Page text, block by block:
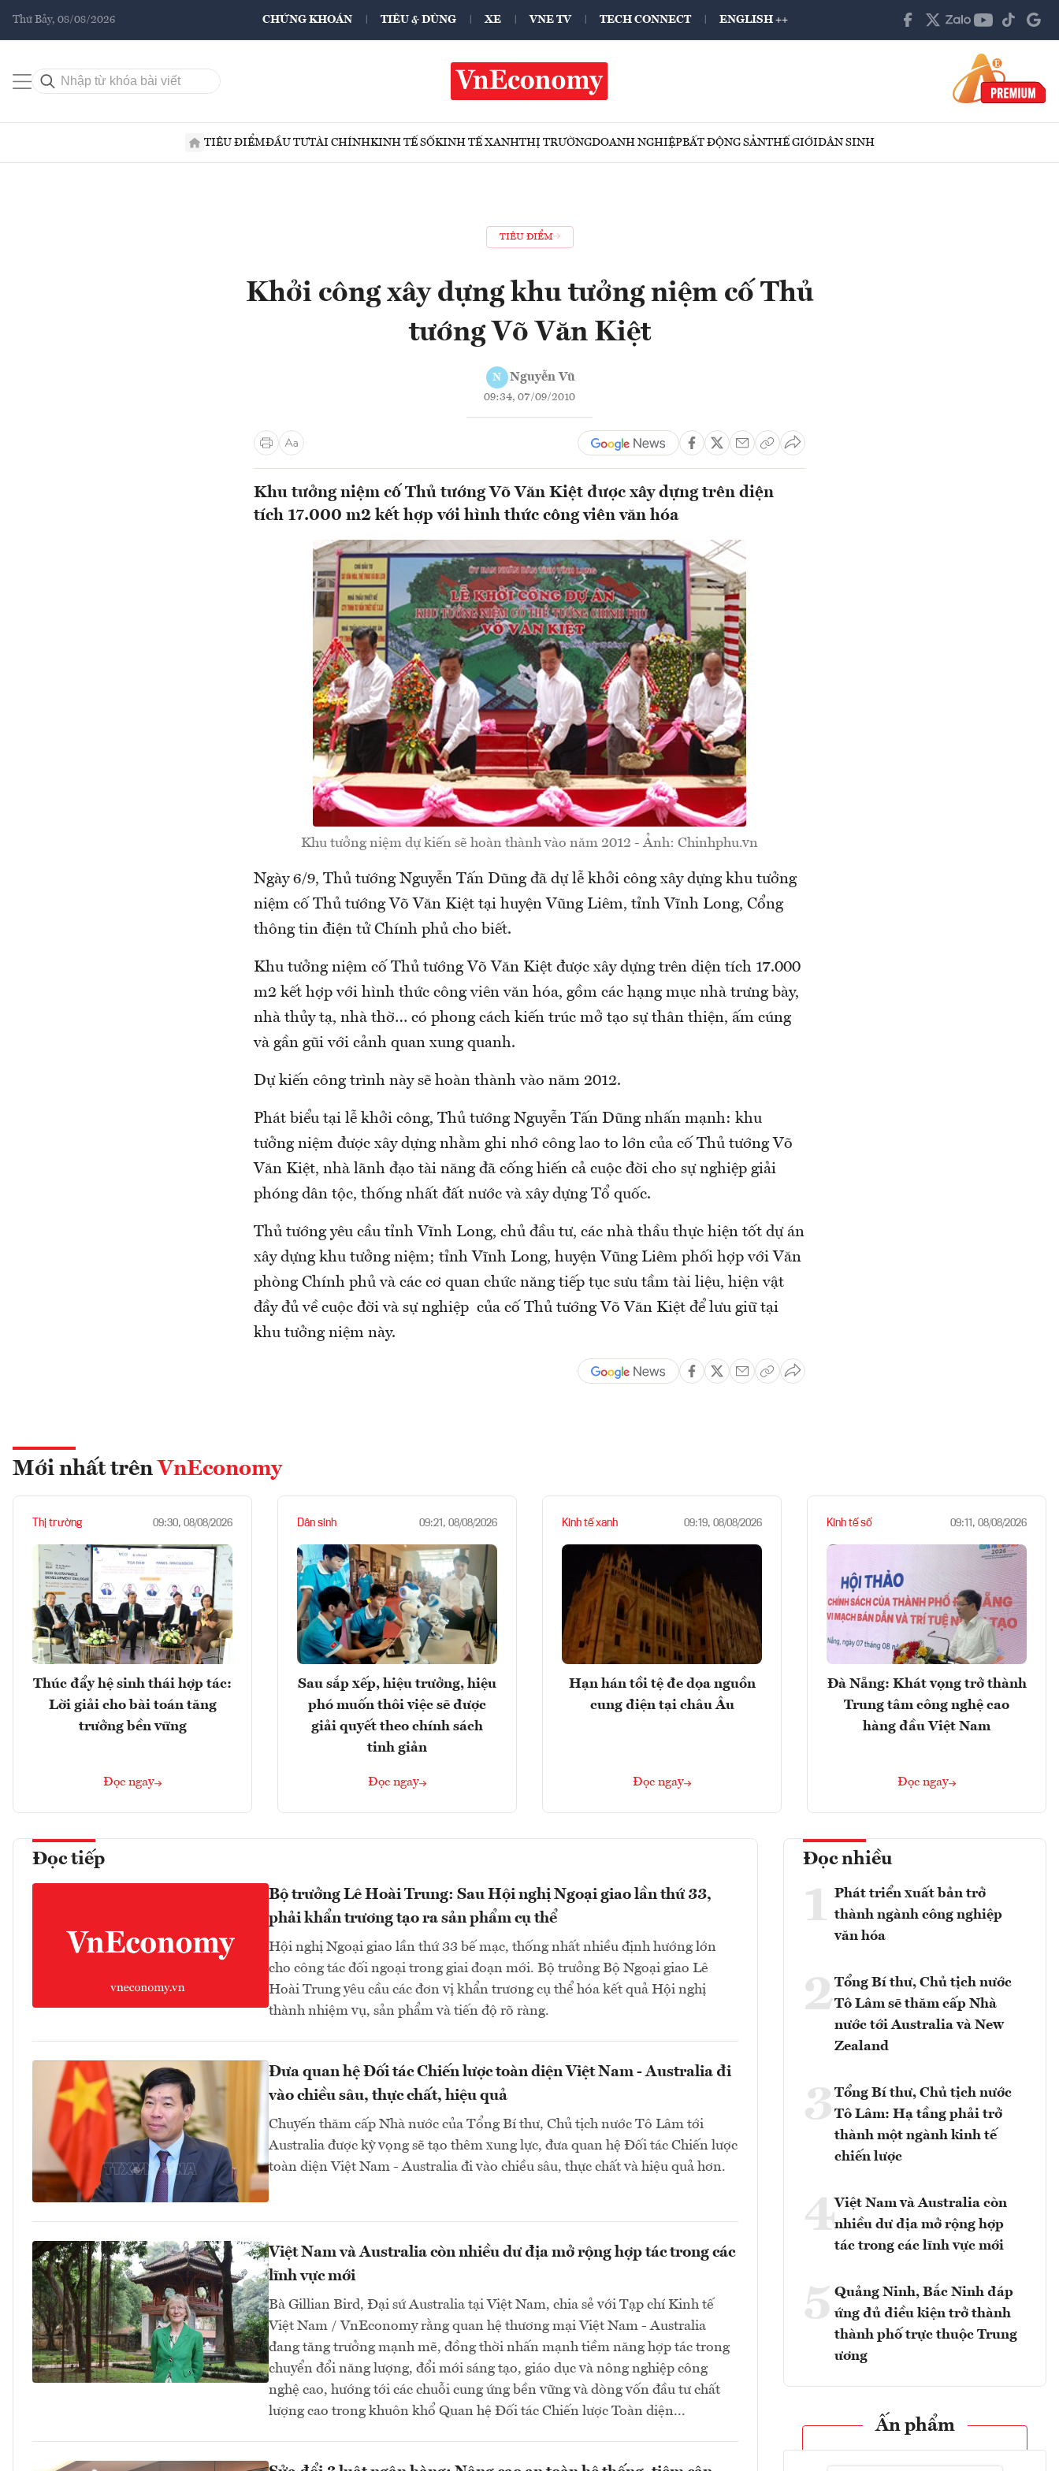
Thứ Bảy, 08/08/2026 CHỨNG KHOÁN TIÊU & DÙNG XE VNE TV TECH CONNECT ENGLISH ++
TIÊU ĐIỂMĐẦU TƯTÀI CHÍNHKINH TẾ SỐKINH TẾ XANHTHỊ TRƯỜNGDOANH NGHIỆPBẤT ĐỘNG SẢNTHẾ GIỚIDÂN SINH
TIÊU ĐIỂM
Khởi công xây dựng khu tưởng niệm cố Thủ
tướng Võ Văn Kiệt
N Nguyễn Vũ
09:34, 07/09/2010
Khu tưởng niệm cố Thủ tướng Võ Văn Kiệt được xây dựng trên diện
tích 17.000 m2 kết hợp với hình thức công viên văn hóa
Khu tưởng niệm dự kiến sẽ hoàn thành vào năm 2012 - Ảnh: Chinhphu.vn
Ngày 6/9, Thủ tướng Nguyễn Tấn Dũng đã dự lễ khởi công xây dựng khu tưởng
niệm cố Thủ tướng Võ Văn Kiệt tại huyện Vũng Liêm, tỉnh Vĩnh Long, Cổng
thông tin điện tử Chính phủ cho biết.
Khu tưởng niệm cố Thủ tướng Võ Văn Kiệt được xây dựng trên diện tích 17.000
m2 kết hợp với hình thức công viên văn hóa, gồm các hạng mục nhà trưng bày,
nhà thủy tạ, nhà thờ… có phong cách kiến trúc mở tạo sự thân thiện, ấm cúng
và gần gũi với cảnh quan xung quanh.
Dự kiến công trình này sẽ hoàn thành vào năm 2012.
Phát biểu tại lễ khởi công, Thủ tướng Nguyễn Tấn Dũng nhấn mạnh: khu
tưởng niệm được xây dựng nhằm ghi nhớ công lao to lớn của cố Thủ tướng Võ
Văn Kiệt, nhà lãnh đạo tài năng đã cống hiến cả cuộc đời cho sự nghiệp giải
phóng dân tộc, thống nhất đất nước và xây dựng Tổ quốc.
Thủ tướng yêu cầu tỉnh Vĩnh Long, chủ đầu tư, các nhà thầu thực hiện tốt dự án
xây dựng khu tưởng niệm; tỉnh Vĩnh Long, huyện Vũng Liêm phối hợp với Văn
phòng Chính phủ và các cơ quan chức năng tiếp tục sưu tầm tài liệu, hiện vật
đầy đủ về cuộc đời và sự nghiệp của cố Thủ tướng Võ Văn Kiệt để lưu giữ tại
khu tưởng niệm này.
Mới nhất trên VnEconomy
Thị trường 09:30, 08/08/2026
Thúc đẩy hệ sinh thái hợp tác:
Lời giải cho bài toán tăng
trưởng bền vững
Đọc ngay
Dân sinh 09:21, 08/08/2026
Sau sắp xếp, hiệu trưởng, hiệu
phó muốn thôi việc sẽ được
giải quyết theo chính sách
tinh giản
Đọc ngay
Kinh tế xanh 09:19, 08/08/2026
Hạn hán tồi tệ đe dọa nguồn
cung điện tại châu Âu
Đọc ngay
Kinh tế số 09:11, 08/08/2026
Đà Nẵng: Khát vọng trở thành
Trung tâm công nghệ cao
hàng đầu Việt Nam
Đọc ngay
Đọc tiếp
Bộ trưởng Lê Hoài Trung: Sau Hội nghị Ngoại giao lần thứ 33,
phải khẩn trương tạo ra sản phẩm cụ thể
Hội nghị Ngoại giao lần thứ 33 bế mạc, thống nhất nhiều định hướng lớn
cho công tác đối ngoại trong giai đoạn mới. Bộ trưởng Bộ Ngoại giao Lê
Hoài Trung yêu cầu các đơn vị khẩn trương cụ thể hóa kết quả Hội nghị
thành nhiệm vụ, sản phẩm và tiến độ rõ ràng.
Đưa quan hệ Đối tác Chiến lược toàn diện Việt Nam - Australia đi
vào chiều sâu, thực chất, hiệu quả
Chuyến thăm cấp Nhà nước của Tổng Bí thư, Chủ tịch nước Tô Lâm tới
Australia được kỳ vọng sẽ tạo thêm xung lực, đưa quan hệ Đối tác Chiến lược
toàn diện Việt Nam - Australia đi vào chiều sâu, thực chất và hiệu quả hơn.
Việt Nam và Australia còn nhiều dư địa mở rộng hợp tác trong các
lĩnh vực mới
Bà Gillian Bird, Đại sứ Australia tại Việt Nam, chia sẻ với Tạp chí Kinh tế
Việt Nam / VnEconomy rằng quan hệ thương mại Việt Nam - Australia
đang tăng trưởng mạnh mẽ, đồng thời nhấn mạnh tiềm năng hợp tác trong
chuyển đổi năng lượng, đổi mới sáng tạo, giáo dục và nông nghiệp công
nghệ cao, hướng tới các chuỗi cung ứng bền vững và dòng vốn đầu tư chất
lượng cao trong khuôn khổ Quan hệ Đối tác Chiến lược Toàn diện...
Đọc nhiều
1 Phát triển xuất bản trở
thành ngành công nghiệp
văn hóa
2Tổng Bí thư, Chủ tịch nước
Tô Lâm sẽ thăm cấp Nhà
nước tới Australia và New
Zealand
3 Tổng Bí thư, Chủ tịch nước
Tô Lâm: Hạ tầng phải trở
thành một ngành kinh tế
chiến lược
4Việt Nam và Australia còn
nhiều dư địa mở rộng hợp
tác trong các lĩnh vực mới
5 Quảng Ninh, Bắc Ninh đáp
ứng đủ điều kiện trở thành
thành phố trực thuộc Trung
ương
Ấn phẩm